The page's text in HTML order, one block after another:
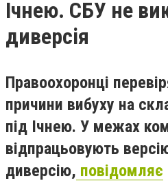
Ічнею. СБУ не
диверсія
Правоохоронці
причини вибуху на
під Ічнею. У межах
відпрацьовують
диверсію, повідомляє